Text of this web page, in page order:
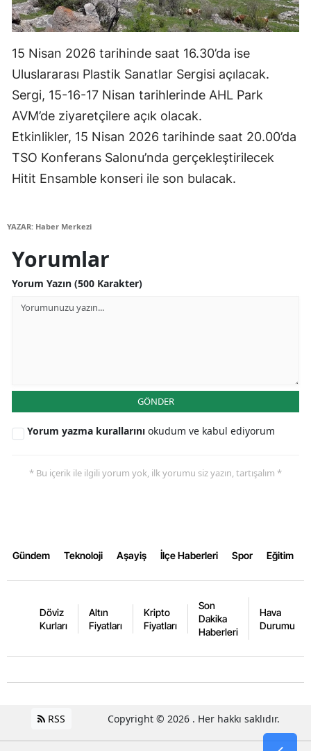
Trabzon
Şanlıurfa
Uşak
Yozgat
Zonguldak
Ardahan
Iğdır
Osmaniye
Düzce
15 Nisan 2026 tarihinde saat 16.30’da ise
Uluslararası Plastik Sanatlar Sergisi açılacak.
Sergi, 15-16-17 Nisan tarihlerinde AHL Park
AVM’de ziyaretçilere açık olacak.
Etkinlikler, 15 Nisan 2026 tarihinde saat 20.00’da
TSO Konferans Salonu’nda gerçekleştirilecek
Hitit Ensamble konseri ile son bulacak.
YAZAR: Haber Merkezi
Yorumlar
Yorum Yazın (500 Karakter)
GÖNDER
Yorum yazma kurallarını okudum ve kabul ediyorum
* Bu içerik ile ilgili yorum yok, ilk yorumu siz yazın, tartışalım *
Gündem Teknoloji Aşayiş İlçe Haberleri Spor Eğitim
Döviz
Kurları
Altın
Fiyatları
Kripto
Fiyatları
Son
Dakika
Haberleri
Hava
Durumu
RSS Copyright © 2026 . Her hakkı saklıdır.